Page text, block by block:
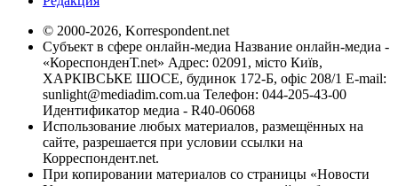
© 2000-2026, Korrespondent.net
Субъект в сфере онлайн-медиа Название онлайн-медиа -
«КореспонденТ.net» Адрес: 02091, місто Київ,
ХАРКІВСЬКЕ ШОСЕ, будинок 172-Б, офіс 208/1 E-mail:
sunlight@mediadim.com.ua Телефон: 044-205-43-00
Идентификатор медиа - R40-06068
Использование любых материалов, размещённых на
сайте, разрешается при условии ссылки на
Корреспондент.net.
При копировании материалов со страницы «Новости